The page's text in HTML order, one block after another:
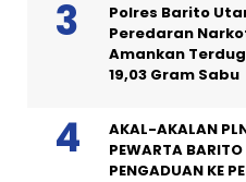
Polres Barito
Peredaran
Amankan
19,03 Gram Sabu
AKAL-AKALAN
PEWARTA
PENGADUAN KE